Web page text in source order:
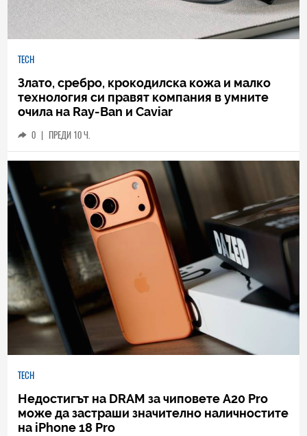
TECH
Злато, сребро, крокодилска кожа и малко
технология си правят компания в умните
очила на Ray-Ban и Caviar
0 | ПРЕДИ 10 Ч.
TECH
Недостигът на DRAM за чиповете A20 Pro
може да застраши значително наличностите
на iPhone 18 Pro